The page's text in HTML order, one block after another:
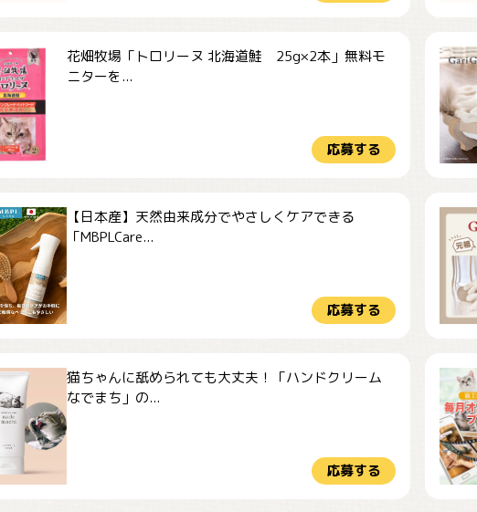
花畑牧場「トロリーヌ 北海道鮭 25g×2本」無料モ
ニターを...
応募する
【日本産】天然由来成分でやさしくケアできる
「MBPLCare...
応募する
猫ちゃんに舐められても大丈夫！「ハンドクリーム
なでまち」の...
応募する